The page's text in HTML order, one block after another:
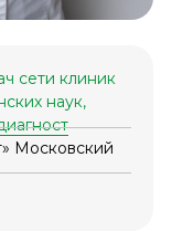
сети клиник
наук,
Московский